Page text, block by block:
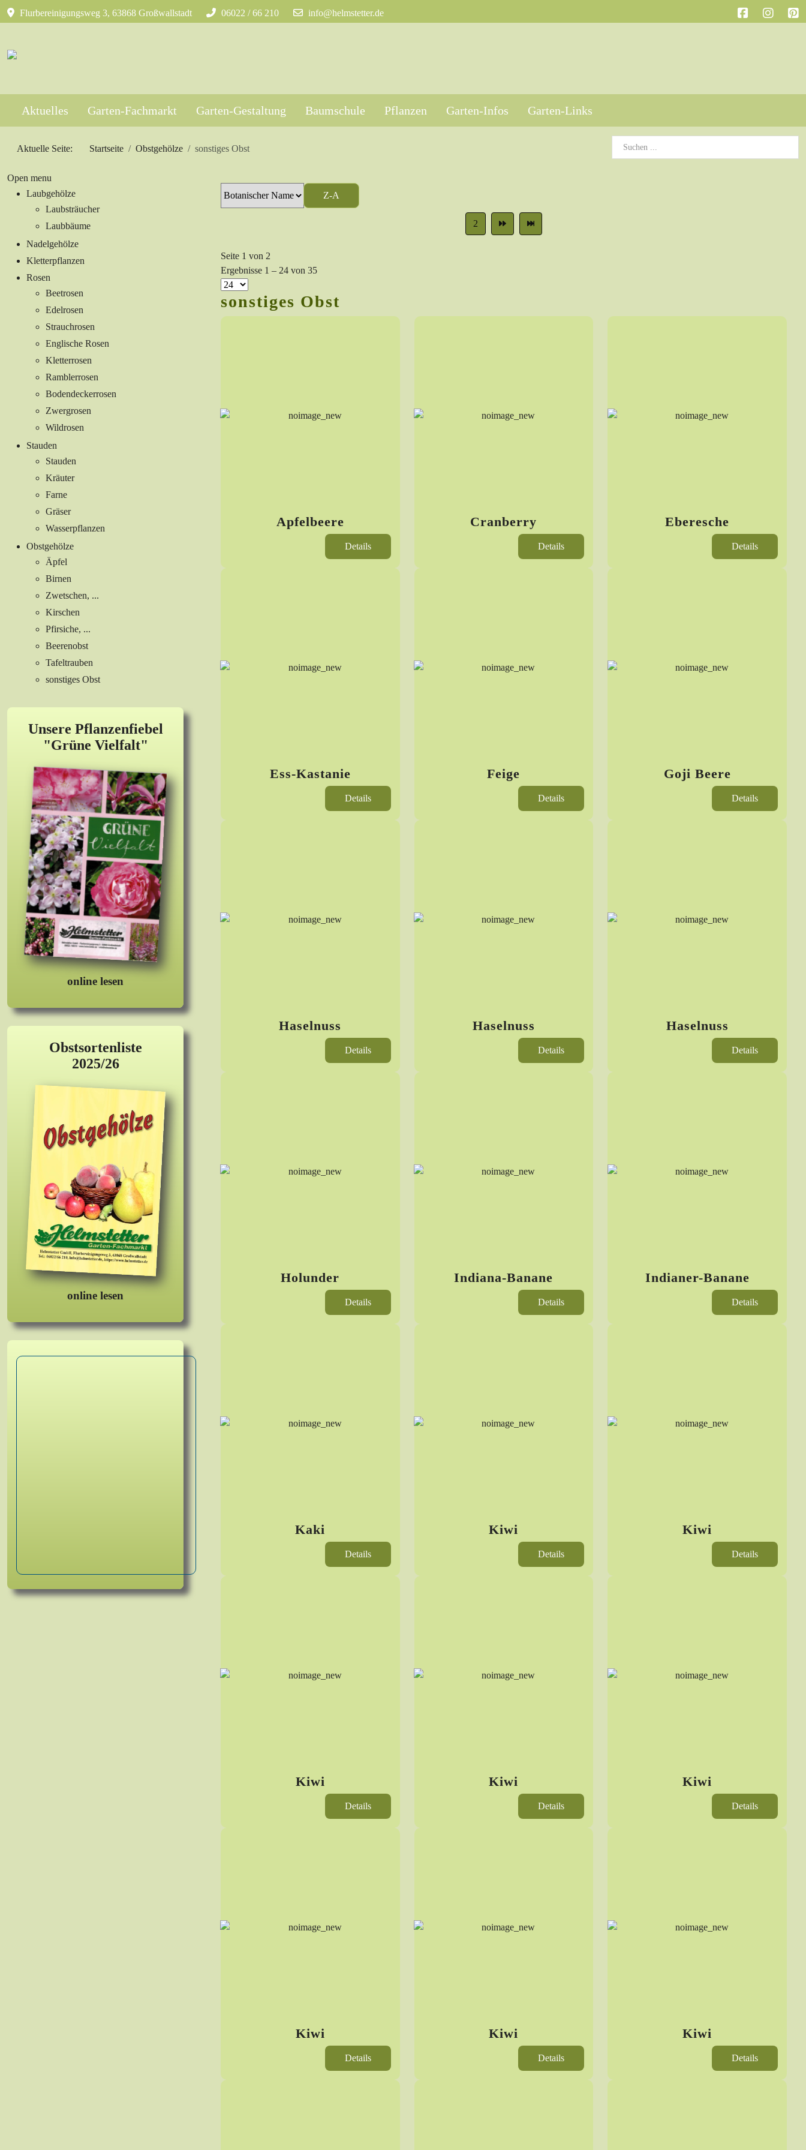
Flurbereinigungsweg 3, 63868 Großwallstadt 06022 / 66 210 info@helmstetter.de
Aktuelles Garten-Fachmarkt Garten-Gestaltung Baumschule Pflanzen Garten-Infos Garten-Links
Aktuelle Seite: Startseite Obstgehölze sonstiges Obst
Open menu
Laubgehölze
Laubsträucher
Laubbäume
Nadelgehölze
Kletterpflanzen
Rosen
Beetrosen
Edelrosen
Strauchrosen
Englische Rosen
Kletterrosen
Ramblerrosen
Bodendeckerrosen
Zwergrosen
Wildrosen
Stauden
Stauden
Kräuter
Farne
Gräser
Wasserpflanzen
Obstgehölze
Äpfel
Birnen
Zwetschen, ...
Kirschen
Pfirsiche, ...
Beerenobst
Tafeltrauben
sonstiges Obst
Unsere Pflanzenfiebel
"Grüne Vielfalt"
online lesen
Obstsortenliste
2025/26
online lesen
Z-A
2
Seite 1 von 2
Ergebnisse 1 – 24 von 35
sonstiges Obst
Apfelbeere
Details
Cranberry
Details
Eberesche
Details
Ess-Kastanie
Details
Feige
Details
Goji Beere
Details
Haselnuss
Details
Haselnuss
Details
Haselnuss
Details
Holunder
Details
Indiana-Banane
Details
Indianer-Banane
Details
Kaki
Details
Kiwi
Details
Kiwi
Details
Kiwi
Details
Kiwi
Details
Kiwi
Details
Kiwi
Details
Kiwi
Details
Kiwi
Details